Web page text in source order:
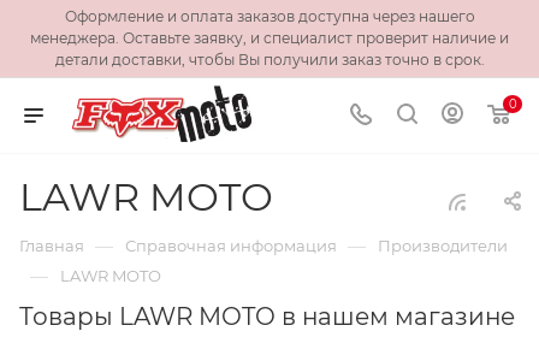
Оформление и оплата заказов доступна через нашего
менеджера. Оставьте заявку, и специалист проверит наличие и
детали доставки, чтобы Вы получили заказ точно в срок.
0
LAWR MOTO
Главная — Справочная информация — Производители
— LAWR MOTO
Товары LAWR MOTO в нашем магазине